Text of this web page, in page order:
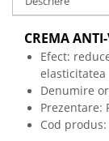
CREMA
Efect:
Denumire
Prezentare:
Cod produs: